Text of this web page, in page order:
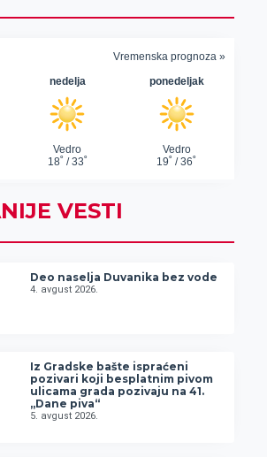
VESTI
Deo naselja Duvanika bez vode
4. avgust 2026.
Iz Gradske bašte ispraćeni
pozivari koji besplatnim pivom
ulicama grada pozivaju na 41.
„Dane piva“
5. avgust 2026.